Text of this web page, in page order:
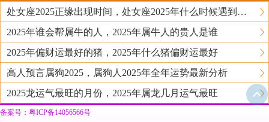
处女座2025正缘出现时间，处女座2025年什么时候遇到正缘
2025年谁会帮属牛的人，2025年属牛人的贵人是谁
2025年偏财运最好的猪，2025年什么猪偏财运最好
高人预言属狗2025，属狗人2025年全年运势最新分析
2025龙运气最旺的月份，2025年属龙几月运气最旺
备案号：粤ICP备14056566号